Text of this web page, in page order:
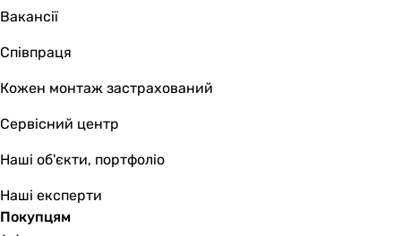
Вакансії
Співпраця
Кожен монтаж застрахований
Сервісний центр
Наші об'єкти, портфоліо
Наші експерти
Покупцям